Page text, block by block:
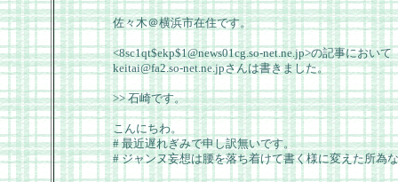
佐々木＠横浜市在住です。
<8sc1qt$ekp$1@news01cg.so-net.ne.jp>の記事において
keitai@fa2.so-net.ne.jpさんは書きました。
>> 石崎です。
こんにちわ。
# 最近遅れぎみで申し訳無いです。
# ジャンヌ妄想は腰を落ち着けて書く様に変えた所為